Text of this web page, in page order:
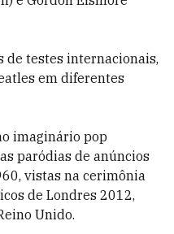
de testes internacionais,
em diferentes
imaginário pop
paródias de anúncios
vistas na cerimônia
de Londres 2012,
Unido.